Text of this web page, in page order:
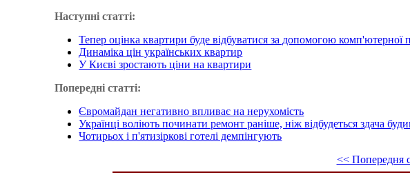
Наступні статті:
Тепер оцінка квартири буде відбуватися за допомогою комп'ютерної
Динаміка цін українських квартир
У Києві зростають ціни на квартири
Попередні статті:
Євромайдан негативно впливає на нерухомість
Українці воліють починати ремонт раніше, ніж відбудеться здача
Чотирьох і п'ятизіркові готелі демпінгують
<< Попередня